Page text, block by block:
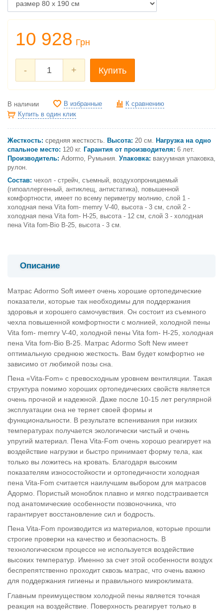
10 928 Грн
- + Купить
В наличии В избранные
К сравнению
Купить в один клик
Жесткость: средняя жесткость. Высота: 20 см. Нагрузка на одно
спальное место: 120 кг. Гарантия от производителя: 6 лет.
Производитель: Adormo, Румыния. Упаковка: вакуумная упаковка,
рулон.
Состав: чехол - стрейч, съемный, воздухопроницаемый
(гипоаллергенный, антиклещ, антистатика), повышенной
комфортности, имеет по всему периметру молнию, слой 1 -
холодная пена Vita fom- memry V-40, высота - 3 см, слой 2 -
холодная пена Vita fom- H-25, высота - 12 см, слой 3 - холодная
пена Vita fom-Bio B-25, высота - 3 см.
Описание
Матрас Adormo Soft имеет очень хорошие ортопедические
показатели, которые так необходимы для поддержания
здоровья и хорошего самочувствия. Он состоит из съемного
чехла повышенной комфортности с молнией, холодной пены
Vita fom- memry V-40, холодной пены Vita fom- H-25, холодная
пена Vita fom-Bio B-25. Матрас Adormo Soft New имеет
оптимальную среднюю жесткость. Вам будет комфортно не
зависимо от любимой позы сна.
Пена «Vita-Fom» с превосходным уровнем вентиляции. Такая
структура помимо хороших ортопедических свойств является
очень прочной и надежной. Даже после 10-15 лет регулярной
эксплуатации она не теряет своей формы и
функциональности. В результате вспенивания при низких
температурах получается экологически чистый и очень
упругий материал. Пена Vita-Fom очень хорошо реагирует на
воздействие нагрузки и быстро принимает форму тела, как
только вы ложитесь на кровать. Благодаря высоким
показателям износостойкости и ортопедичности холодная
пена Vita-Fom считается наилучшим выбором для матрасов
Адормо. Пористый моноблок плавно и мягко подстраивается
под анатомические особенности позвоночника, что
гарантирует восстановление сил и бодрость.
Пена Vita-Fom производится из материалов, которые прошли
строгие проверки на качество и безопасность. В
технологическом процессе не используется воздействие
высоких температур. Именно за счет этой особенности воздух
беспрепятственно проходит сквозь матрас, что очень важно
для поддержания гигиены и правильного микроклимата.
Главным преимуществом холодной пены является точная
реакция на воздействие. Поверхность реагирует только в